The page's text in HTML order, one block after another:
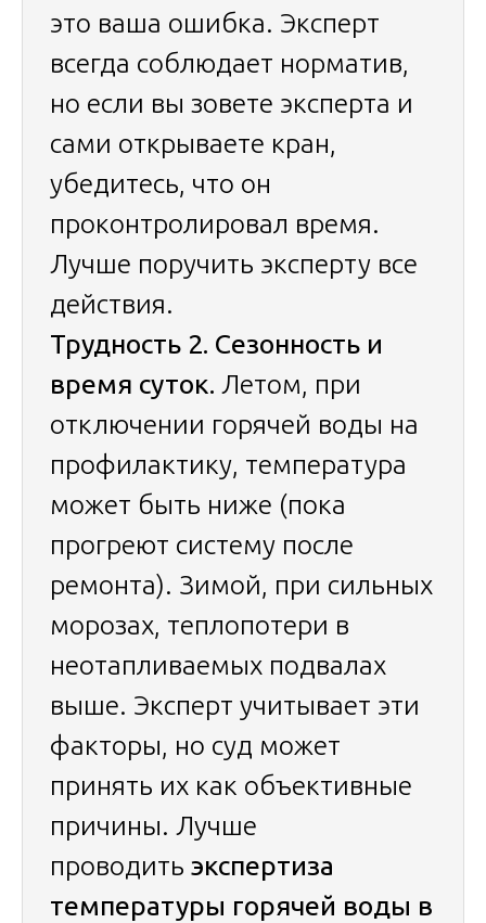
это ваша ошибка. Эксперт
всегда соблюдает норматив,
но если вы зовете эксперта и
сами открываете кран,
убедитесь, что он
проконтролировал время.
Лучше поручить эксперту все
действия.
Трудность 2. Сезонность и
время суток. Летом, при
отключении горячей воды на
профилактику, температура
может быть ниже (пока
прогреют систему после
ремонта). Зимой, при сильных
морозах, теплопотери в
неотапливаемых подвалах
выше. Эксперт учитывает эти
факторы, но суд может
принять их как объективные
причины. Лучше
проводить экспертиза
температуры горячей воды в